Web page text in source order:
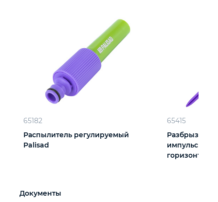
65182
Распылитель регулируемый
Palisad
65415
импульсный,
горизонт
Документы